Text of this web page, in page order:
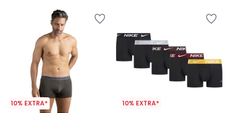
10% EXTRA* 10% EXTRA*